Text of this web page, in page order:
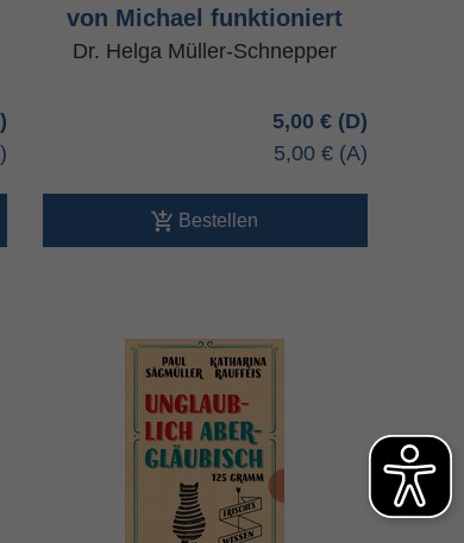
von Michael funktioniert
Dr. Helga Müller-Schnepper
5,00 €
5,00 €
Bestellen